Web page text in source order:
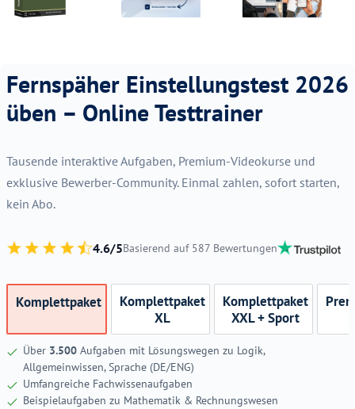
Fernspäher Einstellungstest 2026
üben – Online Testtrainer
Tausende interaktive Aufgaben, Premium-Videokurse und
exklusive Bewerber-Community. Einmal zahlen, sofort starten,
kein Abo.
4.6/5Basierend auf 587 Bewertungen
Komplettpaket
Komplettpaket
XL
Komplettpaket
XXL + Sport
Über 3.500 Aufgaben mit Lösungswegen zu Logik,
Allgemeinwissen, Sprache (DE/ENG)
Umfangreiche Fachwissenaufgaben
Beispielaufgaben zu Mathematik & Rechnungswesen